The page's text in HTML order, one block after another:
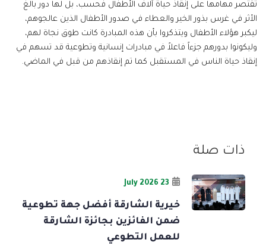
تقتصر مهامها على إنقاذ حياة آلاف الأطفال فحسب، بل لها دور بالغ
الأثر في غرس بذور الخير والعطاء في صدور الأطفال الذين عالجوهم،
ليكبر هؤلاء الأطفال ويتذكروا بأن هذه المبادرة كانت طوق نجاة لهم،
وليكونوا بدورهم جزءاً فاعلاً في مبادرات إنسانية وتطوعية قد تسهم في
إنقاذ حياة الناس في المستقبل كما تم إنقاذهم من قبل في الماضي.
ذات صلة
23 July 2026
خيرية الشارقة أفضل جهة تطوعية
ضمن الفائزين بجائزة الشارقة
للعمل التطوعي